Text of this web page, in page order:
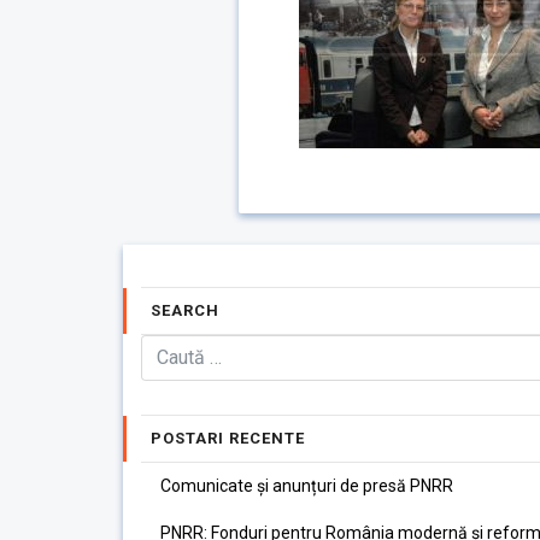
SEARCH
POSTARI RECENTE
Comunicate și anunțuri de presă PNRR
PNRR: Fonduri pentru România modernă și